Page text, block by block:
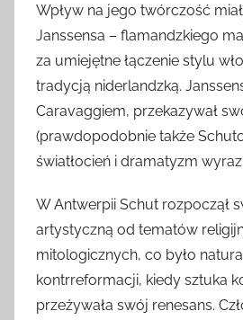
Wpływ na jego twórczość
Janssensa – flamandzkiego
za umiejętne łączenie stylu
tradycją niderlandzką.
Caravaggiem, przekazywał
(prawdopodobnie także
światłocień i dramatyzm
W Antwerpii Schut rozpoczął
artystyczną od tematów
mitologicznych, co było
kontrreformacji, kiedy sztuka
przeżywała swój renesans.